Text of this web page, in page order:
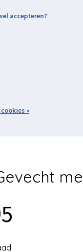
accepteren?
»